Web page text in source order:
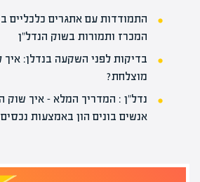
התמודדות עם אתגרים כלכליים
המכרז ותמורות בשוק הנדל"ן
בדיקות לפני השקעה בנדלן:
מוצלחת?
נדל"ן : המדריך המלא – איך שוק
אנשים בונים הון באמצעות נכסים